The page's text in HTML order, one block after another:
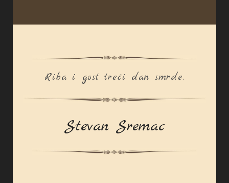
Riba i gost treći dan smrde.
Stevan Sremac